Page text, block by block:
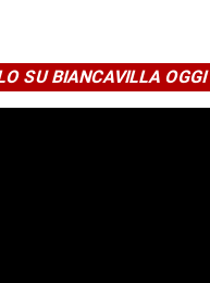
SU BIANCAVILLA OGGI